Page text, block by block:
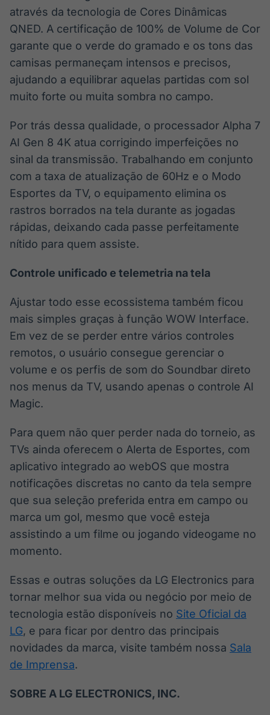
através da tecnologia de Cores Dinâmicas
QNED. A certificação de 100% de Volume de Cor
garante que o verde do gramado e os tons das
camisas permaneçam intensos e precisos,
ajudando a equilibrar aquelas partidas com sol
muito forte ou muita sombra no campo.
Por trás dessa qualidade, o processador Alpha 7
AI Gen 8 4K atua corrigindo imperfeições no
sinal da transmissão. Trabalhando em conjunto
com a taxa de atualização de 60Hz e o Modo
Esportes da TV, o equipamento elimina os
rastros borrados na tela durante as jogadas
rápidas, deixando cada passe perfeitamente
nítido para quem assiste.
Controle unificado e telemetria na tela
Ajustar todo esse ecossistema também ficou
mais simples graças à função WOW Interface.
Em vez de se perder entre vários controles
remotos, o usuário consegue gerenciar o
volume e os perfis de som do Soundbar direto
nos menus da TV, usando apenas o controle AI
Magic.
Para quem não quer perder nada do torneio, as
TVs ainda oferecem o Alerta de Esportes, com
aplicativo integrado ao webOS que mostra
notificações discretas no canto da tela sempre
que sua seleção preferida entra em campo ou
marca um gol, mesmo que você esteja
assistindo a um filme ou jogando videogame no
momento.
Essas e outras soluções da LG Electronics para
tornar melhor sua vida ou negócio por meio de
tecnologia estão disponíveis no Site Oficial da
LG, e para ficar por dentro das principais
novidades da marca, visite também nossa Sala
de Imprensa.
SOBRE A LG ELECTRONICS, INC.